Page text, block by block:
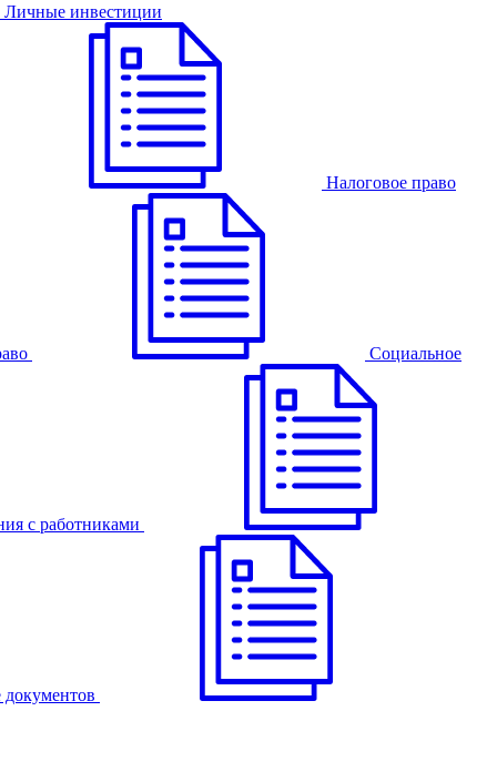
Личные инвестиции
Налоговое право
Cоциальное
с работниками